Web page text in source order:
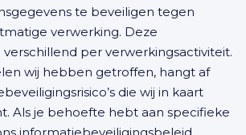
te beveiligen tegen
verwerking. Deze
per verwerkingsactiviteit.
wij hebben getroffen, hangt af
die wij in kaart
Als je behoefte hebt aan specifieke